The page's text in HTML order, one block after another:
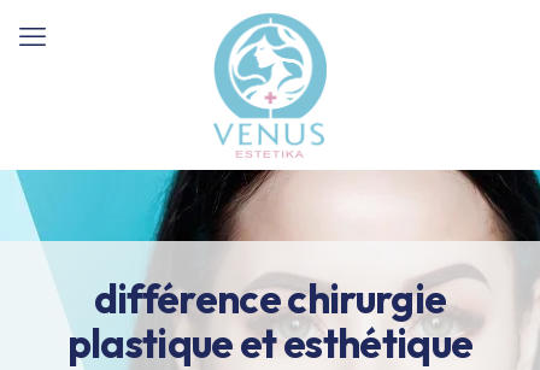
différence chirurgie
plastique et esthétique